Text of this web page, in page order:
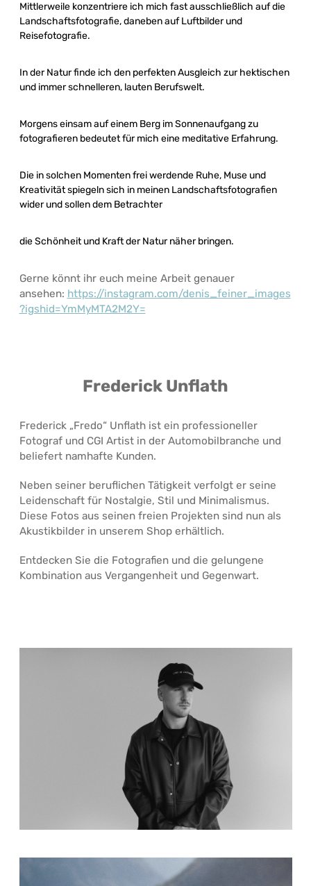
Mittlerweile konzentriere ich mich fast ausschließlich auf die
Landschaftsfotografie, daneben auf Luftbilder und
Reisefotografie.
In der Natur finde ich den perfekten Ausgleich zur hektischen
und immer schnelleren, lauten Berufswelt.
Morgens einsam auf einem Berg im Sonnenaufgang zu
fotografieren bedeutet für mich eine meditative Erfahrung.
Die in solchen Momenten frei werdende Ruhe, Muse und
Kreativität spiegeln sich in meinen Landschaftsfotografien
wider und sollen dem Betrachter
die Schönheit und Kraft der Natur näher bringen.
Gerne könnt ihr euch meine Arbeit genauer
ansehen: https://instagram.com/denis_feiner_images
?igshid=YmMyMTA2M2Y=
Frederick Unflath
Frederick „Fredo“ Unflath ist ein professioneller
Fotograf und CGI Artist in der Automobilbranche und
beliefert namhafte Kunden.
Neben seiner beruflichen Tätigkeit verfolgt er seine
Leidenschaft für Nostalgie, Stil und Minimalismus.
Diese Fotos aus seinen freien Projekten sind nun als
Akustikbilder in unserem Shop erhältlich.
Entdecken Sie die Fotografien und die gelungene
Kombination aus Vergangenheit und Gegenwart.